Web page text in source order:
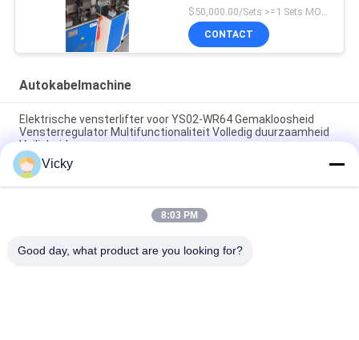
per uur, diameter 1-2,5
mm
$50,000.00/Sets >=1 Sets MOQ:1 stuks
CONTACT
Autokabelmachine
Elektrische vensterlifter voor YS02-WR64 Gemakloosheid
Vensterregulator Multifunctionaliteit Volledig duurzaamheid
Veiligheid
Automobiele vensterregelaar Voor Mitsubishi Auto F/R
Vensterlifter Regulator
Riveting Bare Steel Wire Auto Cable Machine
Vicky
8:03 PM
Good day, what product are you looking for?